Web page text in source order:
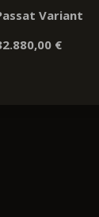
Variant
€